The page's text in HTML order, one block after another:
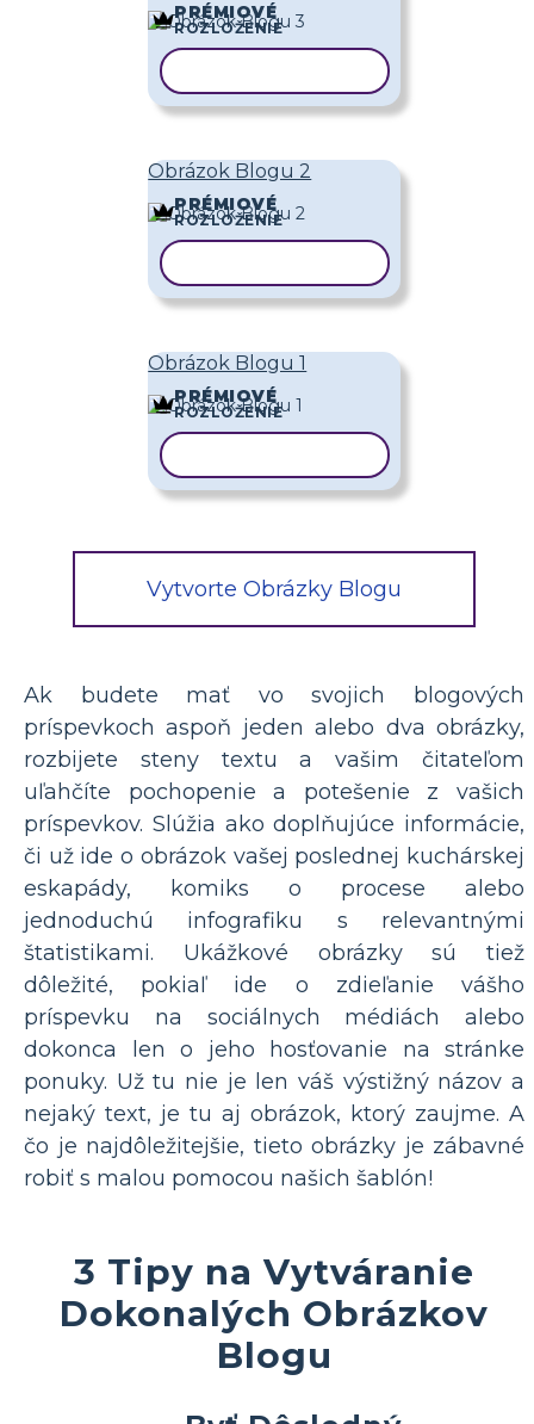
PRÉMIOVÉ
ROZLOŽENIE
Obrázok Blogu 2
PRÉMIOVÉ
ROZLOŽENIE
Obrázok Blogu 1
PRÉMIOVÉ
ROZLOŽENIE
Vytvorte Obrázky Blogu
Ak budete mať vo svojich blogových
príspevkoch aspoň jeden alebo dva obrázky,
rozbijete steny textu a vašim čitateľom
uľahčíte pochopenie a potešenie z vašich
príspevkov. Slúžia ako doplňujúce informácie,
či už ide o obrázok vašej poslednej kuchárskej
eskapády, komiks o procese alebo
jednoduchú infografiku s relevantnými
štatistikami. Ukážkové obrázky sú tiež
dôležité, pokiaľ ide o zdieľanie vášho
príspevku na sociálnych médiách alebo
dokonca len o jeho hosťovanie na stránke
ponuky. Už tu nie je len váš výstižný názov a
nejaký text, je tu aj obrázok, ktorý zaujme. A
čo je najdôležitejšie, tieto obrázky je zábavné
robiť s malou pomocou našich šablón!
3 Tipy na Vytváranie
Dokonalých Obrázkov
Blogu